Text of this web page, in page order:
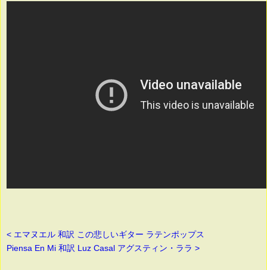
< エマヌエル 和訳 この悲しいギター ラテンポップス
Piensa En Mi 和訳 Luz Casal アグスティン・ララ >